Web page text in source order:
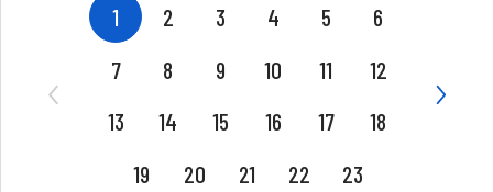
1 2 3 4 5
6
7
8 9 10 11
12
13
14 15 16 17
18
19
20 21 22 23